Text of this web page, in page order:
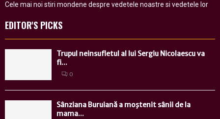
Cele mai noi stiri mondene despre vedetele noastre si vedetele lor
EDITOR'S PICKS
Trupul neinsufletul al lui Sergiu Nicolaescu va
fi...
0
Sânziana Buruiană a moştenit sânii de la
mama...